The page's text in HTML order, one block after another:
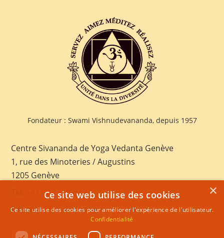
Fondateur : Swami Vishnudevananda, depuis 1957
Centre Sivananda de Yoga Vedanta Genève
1, rue des Minoteries / Augustins
1205 Genève
+41 022 328 03 28
E-mail:geneva@sivananda.net
×
Ce site web utilise des cookies
Ce site utilise des cookies pour améliorer l'expérience de l'utilisateur.
Confidentialité